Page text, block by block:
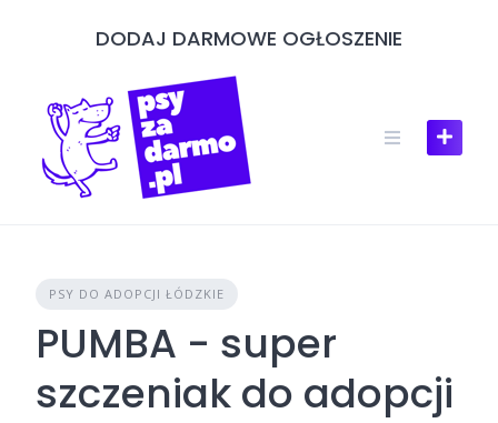
DODAJ DARMOWE OGŁOSZENIE
PSY DO ADOPCJI ŁÓDZKIE
PUMBA - super
szczeniak do adopcji